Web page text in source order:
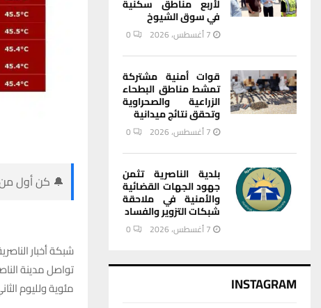
🔔 كن أول من
شبكة أخبار
مئوية ولليوم
لأربع مناطق سكنية
في سوق الشيوخ
7 أغسطس، 2026 0
قوات أمنية مشتركة
تمشط مناطق البطحاء
الزراعية والصحراوية
وتحقق نتائج ميدانية
7 أغسطس، 2026 0
بلدية الناصرية تثمن
جهود الجهات القضائية
والأمنية في ملاحقة
شبكات التزوير والفساد
7 أغسطس، 2026 0
INSTAGRAM